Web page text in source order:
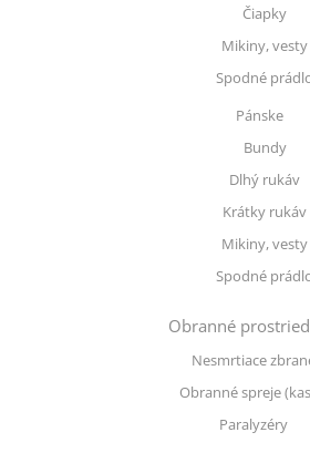
Čiapky
Mikiny, vesty
Spodné
Pánske
Bundy
Dlhý rukáv
Krátky rukáv
Mikiny, vesty
Spodné
Obranné
Nesmrtiace
Obranné spreje
Paralyzéry